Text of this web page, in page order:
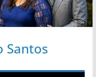
Santos